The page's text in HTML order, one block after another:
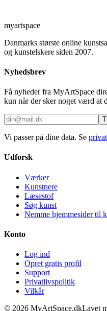
myartspace
Danmarks største online
og kunstelskere siden 2007.
Nyhedsbrev
Få nyheder fra MyArtSpace
kun når der sker noget værd at
Vi passer på dine data. Se
Udforsk
Værker
Kunstnere
Læsestof
Søg kunst
Nemme hjemmesider til
Konto
Log ind
Opret gratis profil
Support
Privatlivspolitik
Vilkår
© 2026 MyArtSpace.dkLavet